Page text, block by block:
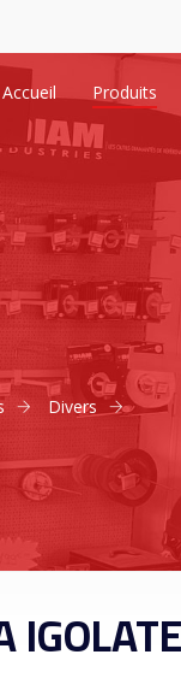
Accueil Produits
Divers